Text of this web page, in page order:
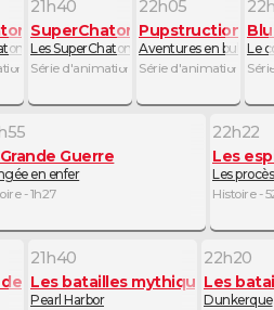
de Hanoukka
magicienne
et le problème des Blablabeuls / Les
- 25mn
21h40
SuperChatons
Les SuperChatons et le festival des
Série d'animation - 25mn
22h05
Pupstruction,
Aventures en
Série d'animation -
Le
Guerre
en enfer
- 1h27
22h22
Les
Les procès
Histoire -
la Seconde Guerre mondiale
21h40
Les batailles mythiques de la
Pearl Harbor
22h20
Les
Dunkerque